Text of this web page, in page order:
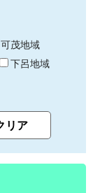
可茂地域
下呂地域